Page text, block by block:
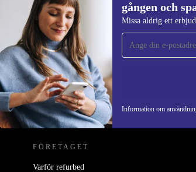
gången och
Missa aldrig ett
Information om
Anmäl dig till vårt
gången och spara 200 kr!
Missa aldrig ett erbjudande
REFURBED SVERIGE - RETHINK
FÖRETAGET
Varför refurbed